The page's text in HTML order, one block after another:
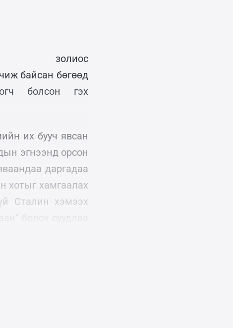
золиос
байсан бөгөөд
болсон гэх
их бууч явсан
эгнээнд орсон
даргадаа
хотыг хамгаалах
Сталин хэмээх